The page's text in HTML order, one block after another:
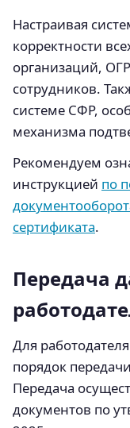
Настраивая
корректности
организаций,
сотрудников.
системе СФР,
механизма
Рекомендуем
инструкцией по
сертификата.
Передача
Для
порядок
Передача
документов по